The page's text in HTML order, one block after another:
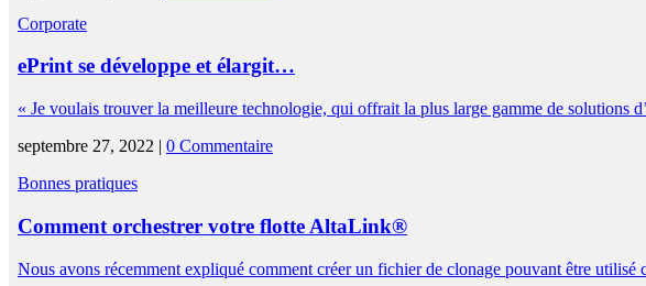
Corporate
ePrint se développe et élargit…
« Je voulais trouver la meilleure technologie, qui offrait la plus large gamme de solutions
septembre 27, 2022 | 0 Commentaire
Bonnes pratiques
Comment orchestrer votre flotte AltaLink®
Nous avons récemment expliqué comment créer un fichier de clonage pouvant être